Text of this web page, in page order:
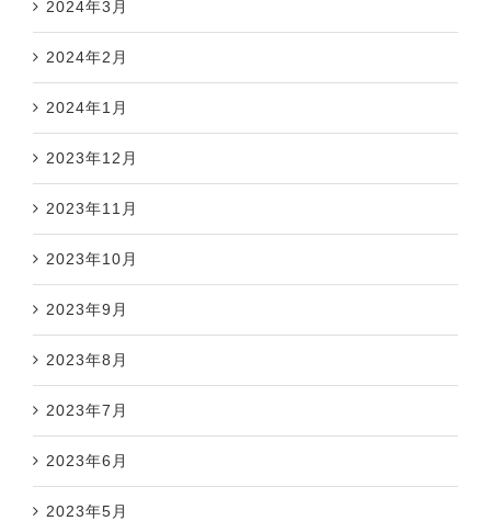
2024年3月
2024年2月
2024年1月
2023年12月
2023年11月
2023年10月
2023年9月
2023年8月
2023年7月
2023年6月
2023年5月